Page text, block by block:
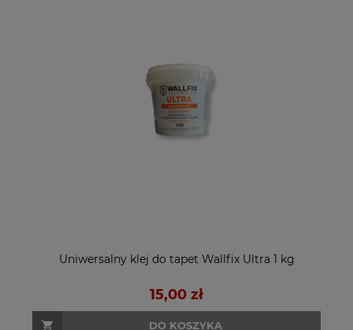
Uniwersalny klej do tapet Wallfix Ultra 1 kg
15,00 zł
DO KOSZYKA